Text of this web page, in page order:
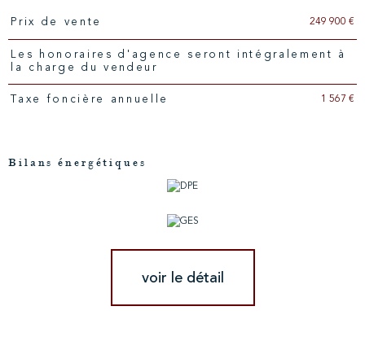
Caractéristiques Valeurs
Prix de vente 249 900 €
Les honoraires d'agence seront intégralement à
la charge du vendeur
Taxe foncière annuelle 1 567 €
Bilans énergétiques
voir le détail